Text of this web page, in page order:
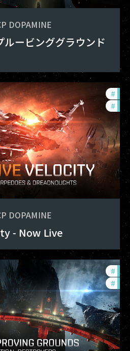
DOPAMINE
ービンググラウンド
#
#
DOPAMINE
- Now Live
# pvp
#